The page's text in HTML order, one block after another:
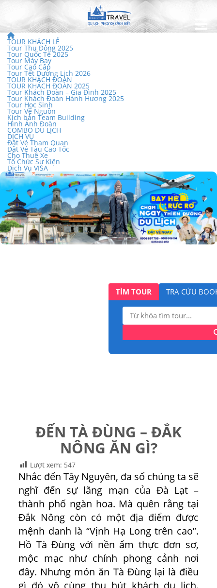
TOUR KHÁCH LẺ
Tour Thu Đông 2025
Tour Quốc Tế 2025
Tour Máy Bay
Tour Cao Cấp
Tour Tết Dương Lịch 2026
TOUR KHÁCH ĐOÀN
TOUR KHÁCH ĐOÀN 2025
Tour Khách Đoàn – Gia Đình 2025
Tour Khách Đoàn Hành Hương 2025
Tour Học Sinh
Tour Về Nguồn
Kịch bản Team Building
Hình Ảnh Đoàn
COMBO DU LỊCH
DỊCH VỤ
Đặt Vé Tham Quan
Đặt Vé Tàu Cao Tốc
Cho Thuê Xe
Tổ Chức Sự Kiện
Dịch Vụ VISA
TÌM TOUR TRA CỨU
Tìm
kiếm:
ĐẾN TÀ ĐÙNG – ĐẮK
NÔNG ĂN GÌ?
Lượt xem: 547
Nhắc đến Tây Nguyên, đa số chúng ta sẽ
nghĩ đến sự lãng mạn của Đà Lạt –
thành phố ngàn hoa. Mà quên rằng tại
Đắk Nông còn có một địa điểm được
mệnh danh là “Vịnh Hạ Long trên cao”.
Hồ Tà Đùng với nền ẩm thực đơn sơ,
mộc mạc như chính phong cảnh nơi
đây. Nhưng món ăn Tà Đùng lại là điều
gì đó vô cùng thu hút khách du lịch.